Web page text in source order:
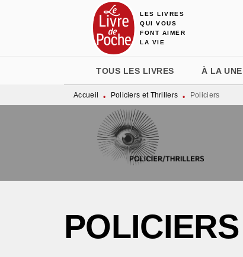
MENU RECHERCHE
LES LIVRES
QUI VOUS
FONT AIMER
LA VIE
TOUS LES LIVRES À LA UNE
Accueil • Policiers et Thrillers • Policiers
POLICIERS